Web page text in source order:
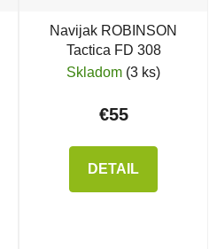
Navijak ROBINSON
Tactica FD 308
Skladom (3 ks)
€55
DETAIL